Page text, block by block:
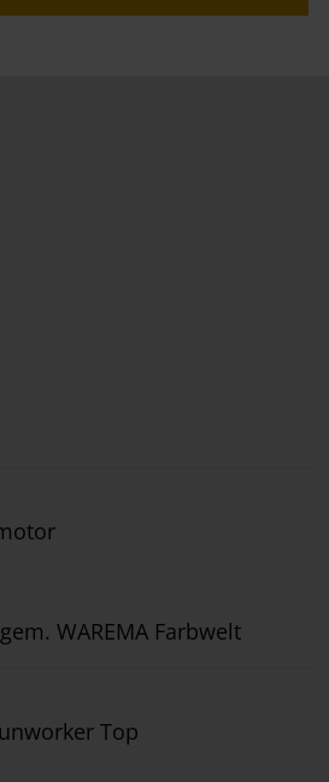
WAREMA Farbwelt
Top